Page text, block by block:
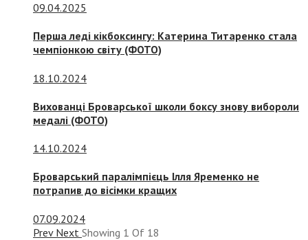
09.04.2025
Перша леді кікбоксингу: Катерина Титаренко стала
чемпіонкою світу (ФОТО)
18.10.2024
Вихованці Броварської школи боксу знову вибороли
медалі (ФОТО)
14.10.2024
Броварський паралімпієць Ілля Яременко не
потрапив до вісімки кращих
07.09.2024
Prev Next Showing 1 Of 18